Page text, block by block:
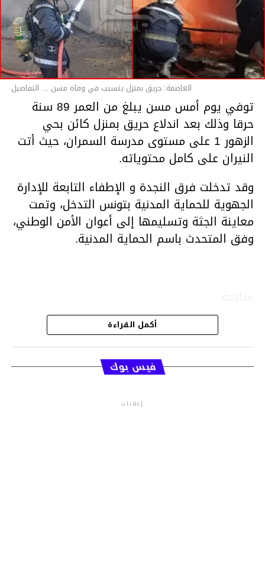
العاصمة: حريق بمنزل يتسبب في وفاة مسن ... التفاصيل
توفي يوم أمس مسن يبلغ من العمر 89 سنة
حرقا وذلك بعد اندلاع حريق بمنزل كائن بحي
الزهور 1 على مستوى مدرسة السمران، حيث أتت
النيران على كامل محتوياته.
وقد تدخلت فرق النجدة و الإطفاء التابعة للإدارة
الجهوية للحماية المدنية بتونس التدخل، وتمت
معاينة الجثة وتسليمها إلى أعوان الأمن الوطني،
وفق المتحدث باسم الحماية المدنية.
قسم الاخبار
أكمل القراءة
فيس بوك
إعلانات